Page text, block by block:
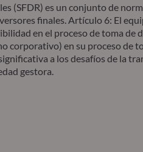
(SFDR) es un conjunto de
finales. Artículo 6: El
en el proceso de toma
en su proceso de
a los desafíos de la
gestora.